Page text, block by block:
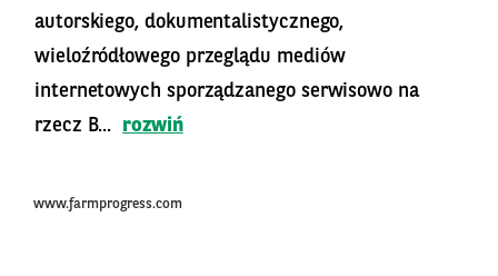
autorskiego, dokumentalistycznego,
wieloźródłowego przeglądu mediów
internetowych sporządzanego serwisowo na
rzecz B...
rozwiń
www.farmprogress.com